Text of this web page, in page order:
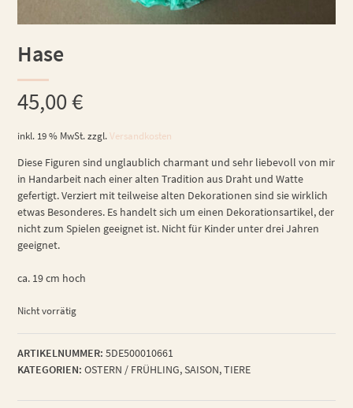
Hase
45,00€
inkl. 19 % MwSt. zzgl.Versandkosten
Diese Figuren sind unglaublich charmant und sehr liebevoll von mir
in Handarbeit nach einer alten Tradition aus Draht und Watte
gefertigt. Verziert mit teilweise alten Dekorationen sind sie wirklich
etwas Besonderes. Es handelt sich um einen Dekorationsartikel, der
nicht zum Spielen geeignet ist. Nicht für Kinder unter drei Jahren
geeignet.
ca. 19 cm hoch
Nicht vorrätig
ARTIKELNUMMER: 5DE500010661
KATEGORIEN: OSTERN / FRÜHLING,SAISON,TIERE